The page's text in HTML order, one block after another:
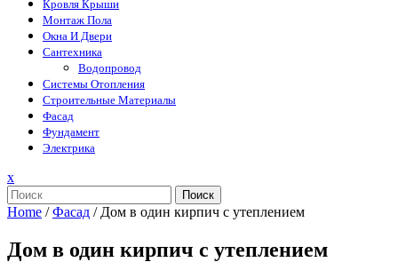
Кровля Крыши
Монтаж Пола
Окна И Двери
Сантехника
Водопровод
Системы Отопления
Строительные Материалы
Фасад
Фундамент
Электрика
xЗакрыть
меню
Поиск
Home /Фасад / Дом в один кирпич с утеплением
Дом в один кирпич с утеплением